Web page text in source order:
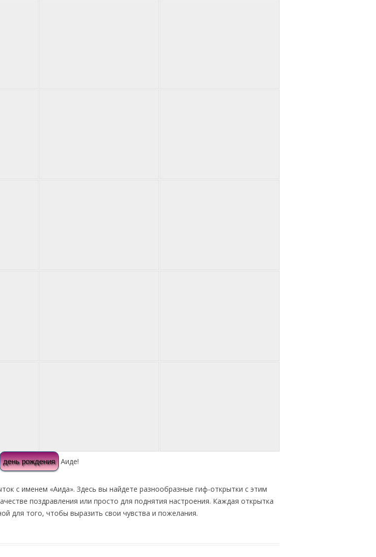
день рождения Аиде!
с именем «Аида». Здесь вы найдете разнообразные гиф-открытки с этим
поздравления или просто для поднятия настроения. Каждая открытка
для того, чтобы выразить свои чувства и пожелания.